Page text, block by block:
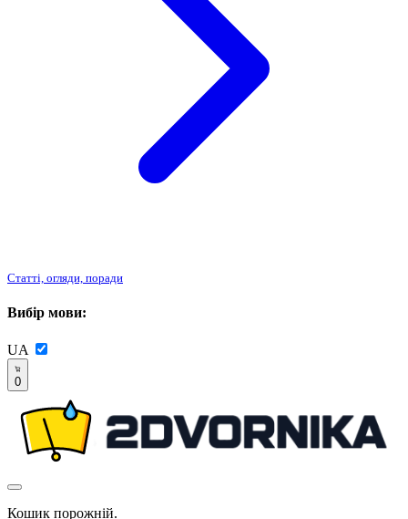
Статті, огляди, поради
Вибір мови:
UA
0
Кошик порожній.